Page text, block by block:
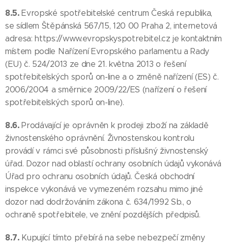
8.5.Evropské spotřebitelské centrum Česká republika,
se sídlem Štěpánská 567/15, 120 00 Praha 2, internetová
adresa: https://www.evropskyspotrebitel.cz je kontaktním
místem podle Nařízení Evropského parlamentu a Rady
(EU) č. 524/2013 ze dne 21. května 2013 o řešení
spotřebitelských sporů on-line a o změně nařízení (ES) č.
2006/2004 a směrnice 2009/22/ES (nařízení o řešení
spotřebitelských sporů on-line).
8.6.Prodávající je oprávněn k prodeji zboží na základě
živnostenského oprávnění. Živnostenskou kontrolu
provádí v rámci své působnosti příslušný živnostenský
úřad. Dozor nad oblastí ochrany osobních údajů vykonává
Úřad pro ochranu osobních údajů. Česká obchodní
inspekce vykonává ve vymezeném rozsahu mimo jiné
dozor nad dodržováním zákona č. 634/1992 Sb., o
ochraně spotřebitele, ve znění pozdějších předpisů.
8.7. Kupující tímto přebírá na sebe nebezpečí změny